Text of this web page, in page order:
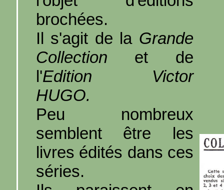
brochées.
Il s'agit de la Grande
Collection et de
l'Edition Victor
HUGO.
Peu nombreux
semblent être les
livres édités dans ces
séries.